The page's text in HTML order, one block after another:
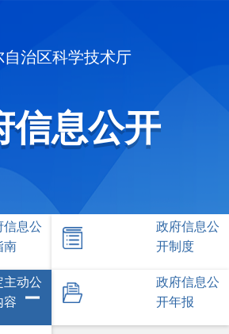
自治区科学技术厅
信息公开
信息公
南
政府信息公
开制度
主动公
容
政府信息公
开年报